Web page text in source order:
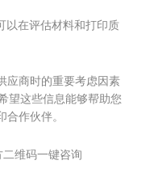
以在评估材料和打印质
应商时的重要考虑因素
望这些信息能够帮助您
作伙伴。
维码一键咨询